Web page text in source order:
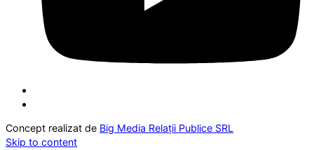
Concept realizat de Big Media Relații Publice SRL
Skip to content